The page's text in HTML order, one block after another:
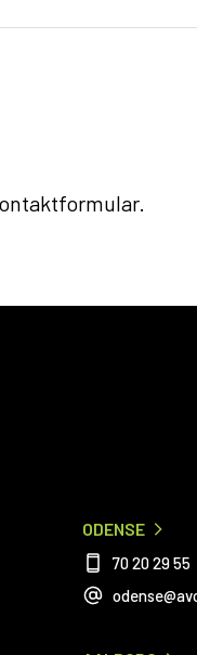
ODENSE
70 20 29 55